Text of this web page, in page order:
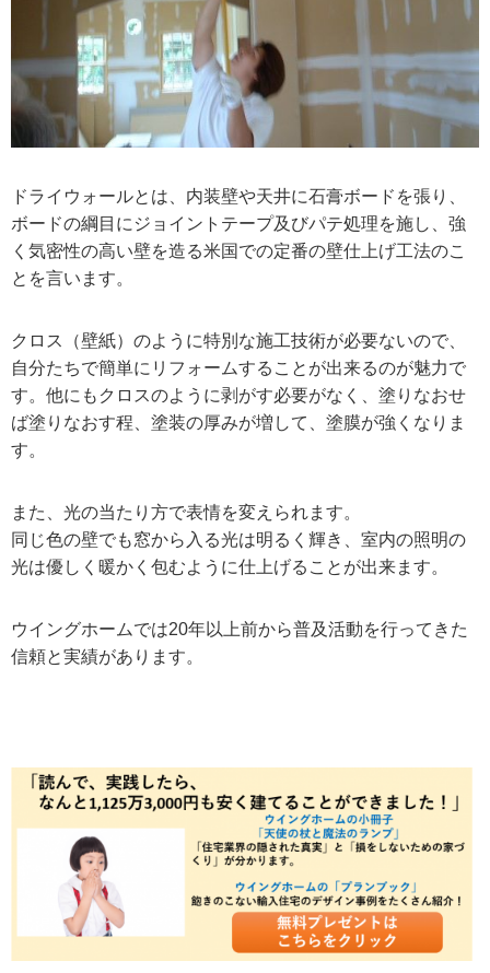
ドライウォールとは、内装壁や天井に石膏ボードを張り、
ボードの綱目にジョイントテープ及びパテ処理を施し、強
く気密性の高い壁を造る米国での定番の壁仕上げ工法のこ
とを言います。
クロス（壁紙）のように特別な施工技術が必要ないので、
自分たちで簡単にリフォームすることが出来るのが魅力で
す。他にもクロスのように剥がす必要がなく、塗りなおせ
ば塗りなおす程、塗装の厚みが増して、塗膜が強くなりま
す。
また、光の当たり方で表情を変えられます。
同じ色の壁でも窓から入る光は明るく輝き、室内の照明の
光は優しく暖かく包むように仕上げることが出来ます。
ウイングホームでは20年以上前から普及活動を行ってきた
信頼と実績があります。